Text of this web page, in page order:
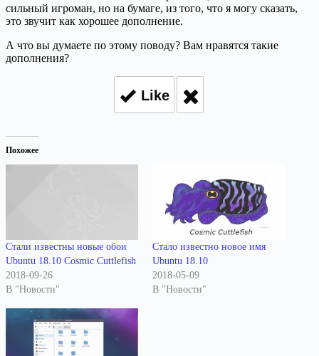
сильный игроман, но на бумаге, из того, что я могу сказать,
это звучит как хорошее дополнение.
А что вы думаете по этому поводу? Вам нравятся такие
дополнения?
Like
Похожее
Стали известны новые обои
Ubuntu 18.10 Cosmic Cuttlefish
2018-09-26
В "Новости"
Стало известно новое имя
Ubuntu 18.10
2018-05-09
В "Новости"